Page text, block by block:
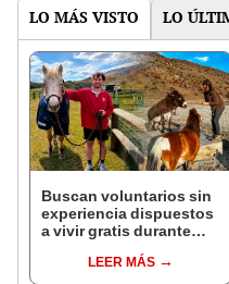
LO MÁS VISTO LO
Buscan voluntarios sin
experiencia dispuestos
a vivir gratis durante
cuidar caballos, burros
LEER MÁS